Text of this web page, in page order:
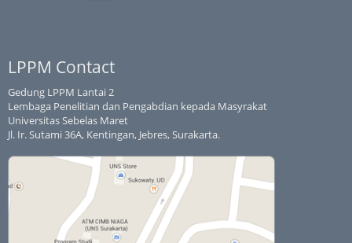
LPPM Contact
Gedung LPPM Lantai 2
Lembaga Penelitian dan Pengabdian kepada Masyrakat
Universitas Sebelas Maret
Jl. Ir. Sutami 36A, Kentingan, Jebres, Surakarta.